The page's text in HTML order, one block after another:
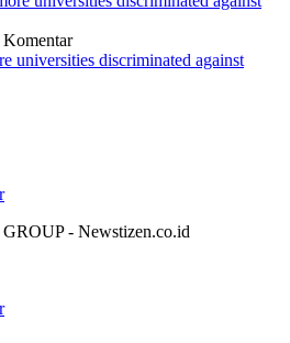
Komentar
universities discriminated against
- Newstizen.co.id